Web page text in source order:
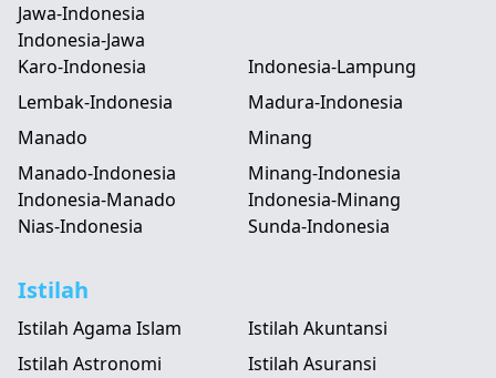
Jawa-Indonesia
Indonesia-Jawa
Karo-Indonesia
Indonesia-Lampung
Lembak-Indonesia
Madura-Indonesia
Manado
Manado-Indonesia
Indonesia-Manado
Minang
Minang-Indonesia
Indonesia-Minang
Nias-Indonesia
Sunda-Indonesia
Istilah
Istilah Agama Islam
Istilah Akuntansi
Istilah Astronomi
Istilah Asuransi